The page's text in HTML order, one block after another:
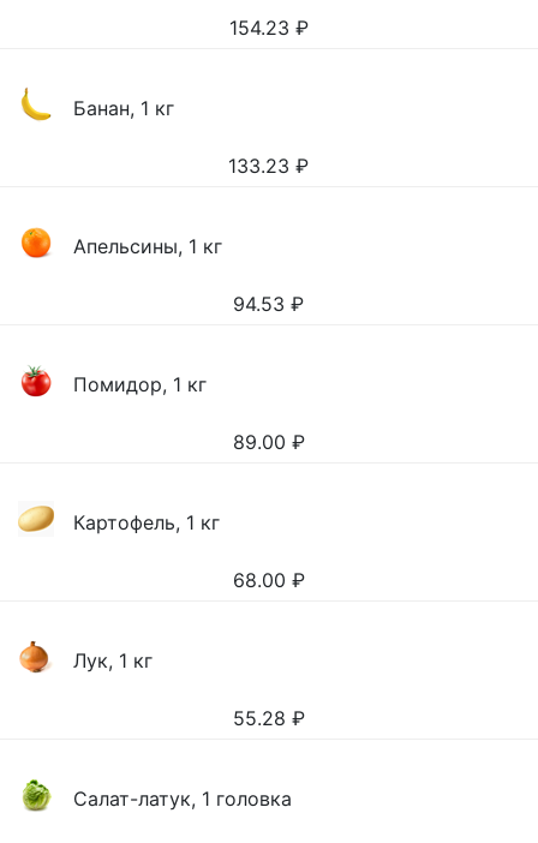
154.23 ₽
Банан, 1 кг
133.23 ₽
Апельсины, 1 кг
94.53 ₽
Помидор, 1 кг
89.00 ₽
Картофель, 1 кг
68.00 ₽
Лук, 1 кг
55.28 ₽
Салат-латук, 1 головка